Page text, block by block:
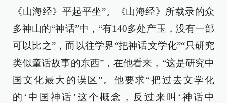
《山海经》平起平坐”。《山海经》所载录的众
多神山的“神话”中，“有140多处产玉，没有一部
可以比之”，而以往学界“把神话文学化”“只研究
类似童话故事的东西”，在他看来，“这是研究中
国文化最大的误区”。他要求“把过去文学化
的‘中国神话’这个概念，反过来叫‘神话中